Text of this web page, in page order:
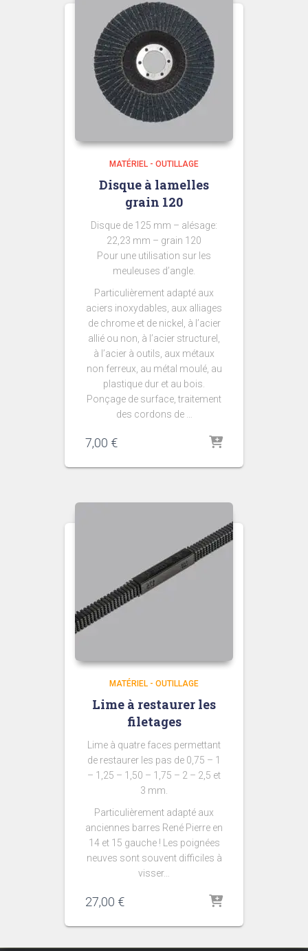
MATÉRIEL - OUTILLAGE
Disque à lamelles
grain 120
Disque de 125 mm – alésage:
22,23 mm – grain 120
Pour une utilisation sur les
meuleuses d’angle.
Particulièrement adapté aux
aciers inoxydables, aux alliages
de chrome et de nickel, à l’acier
allié ou non, à l’acier structurel,
à l’acier à outils, aux métaux
non ferreux, au métal moulé, au
plastique dur et au bois.
Ponçage de surface, traitement
des cordons de …
7,00 €
MATÉRIEL - OUTILLAGE
Lime à restaurer les
filetages
Lime à quatre faces permettant
de restaurer les pas de 0,75 – 1
– 1,25 – 1,50 – 1,75 – 2 – 2,5 et
3 mm.
Particulièrement adapté aux
anciennes barres René Pierre en
14 et 15 gauche ! Les poignées
neuves sont souvent difficiles à
visser…
27,00 €